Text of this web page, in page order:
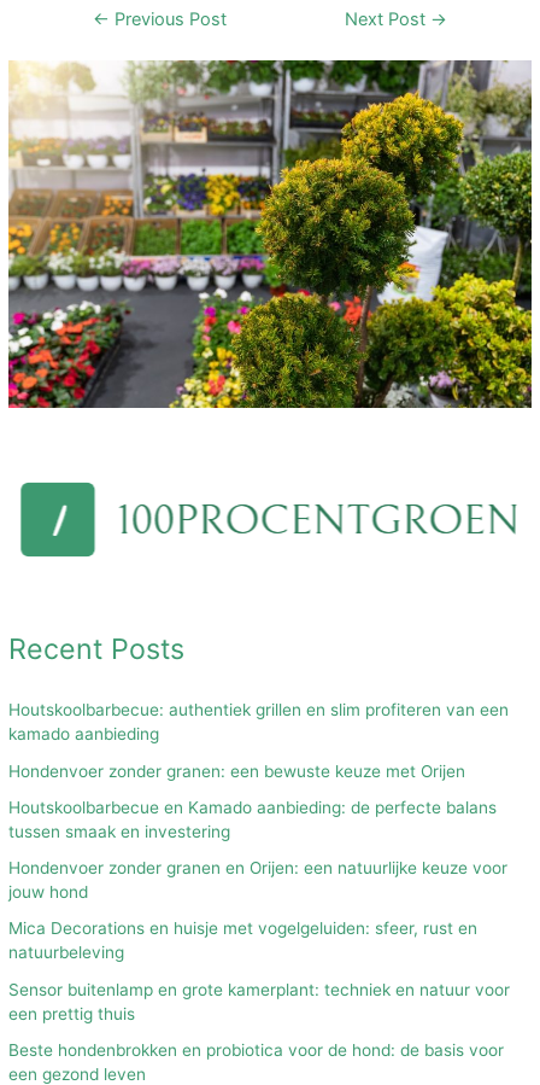
Recent Posts
Houtskoolbarbecue: authentiek grillen en slim profiteren van een
kamado aanbieding
Hondenvoer zonder granen: een bewuste keuze met Orijen
Houtskoolbarbecue en Kamado aanbieding: de perfecte balans
tussen smaak en investering
Hondenvoer zonder granen en Orijen: een natuurlijke keuze voor
jouw hond
Mica Decorations en huisje met vogelgeluiden: sfeer, rust en
natuurbeleving
Sensor buitenlamp en grote kamerplant: techniek en natuur voor
een prettig thuis
Beste hondenbrokken en probiotica voor de hond: de basis voor
een gezond leven
Post← Previous Post Next Post →